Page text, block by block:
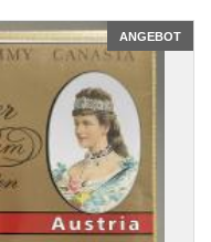
ANGEBOT